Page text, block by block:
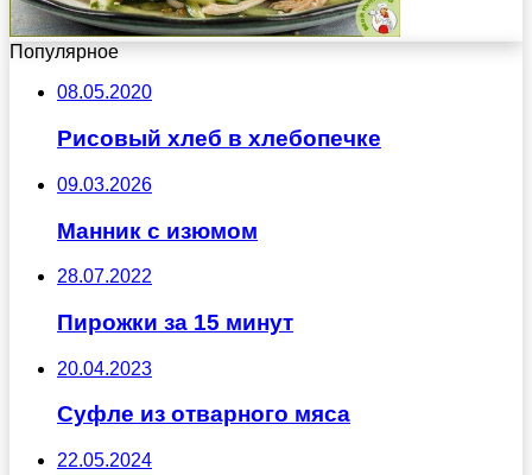
Популярное
08.05.2020
Рисовый хлеб в хлебопечке
09.03.2026
Манник с изюмом
28.07.2022
Пирожки за 15 минут
20.04.2023
Суфле из отварного мяса
22.05.2024